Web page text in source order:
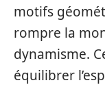
motifs
rompre la
dynamisme.
équilibrer